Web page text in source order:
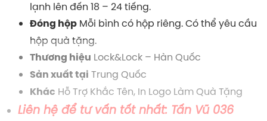
lạnh lên đến 18 – 24 tiếng.
Đóng hộp Mỗi bình có hộp riêng. Có thể yêu cầu
hộp quà tặng.
Thương hiệu Lock&Lock – Hàn Quốc
Sản xuất tại Trung Quốc
Khác Hỗ Trợ Khắc Tên, In Logo Làm Quà Tặng
Liên hệ để tư vấn tốt nhất: Tấn Vũ 036